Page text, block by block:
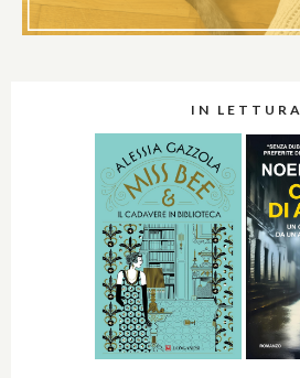
IN LETTURA